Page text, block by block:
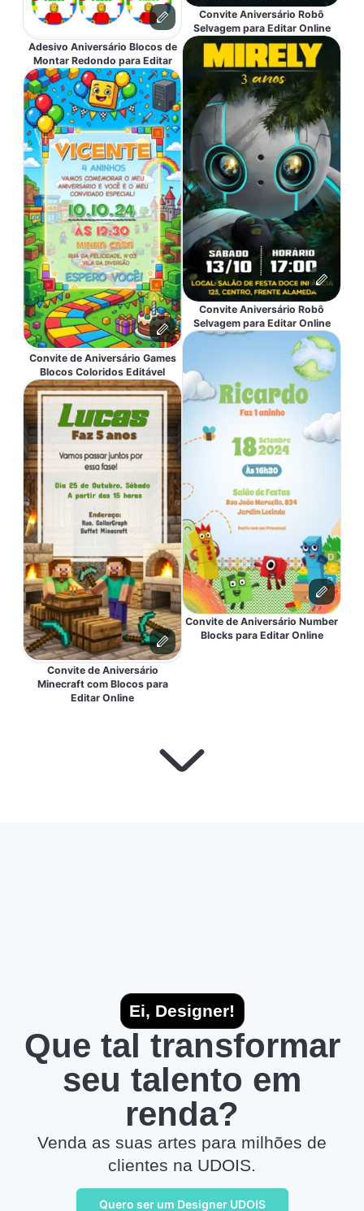
Adesivo Aniversário Blocos de
Montar Redondo para Editar
Convite de Aniversário Games
Blocos Coloridos Editável
Convite de Aniversário
Minecraft com Blocos para
Editar Online
Convite Aniversário Robô
Selvagem para Editar Online
Convite Aniversário Robô
Selvagem para Editar Online
Convite de Aniversário Number
Blocks para Editar Online
Ei, Designer!
Que tal transformar
seu talento em
renda?
Venda as suas artes para milhões de
clientes na UDOIS.
Quero ser um Designer UDOIS